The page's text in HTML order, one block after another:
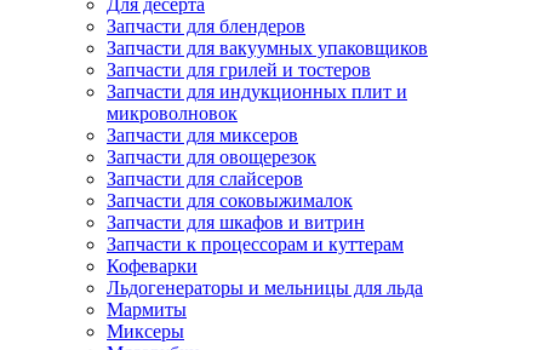
Для десерта
Запчасти для блендеров
Запчасти для вакуумных упаковщиков
Запчасти для грилей и тостеров
Запчасти для индукционных плит и
микроволновок
Запчасти для миксеров
Запчасти для овощерезок
Запчасти для слайсеров
Запчасти для соковыжималок
Запчасти для шкафов и витрин
Запчасти к процессорам и куттерам
Кофеварки
Льдогенераторы и мельницы для льда
Мармиты
Миксеры